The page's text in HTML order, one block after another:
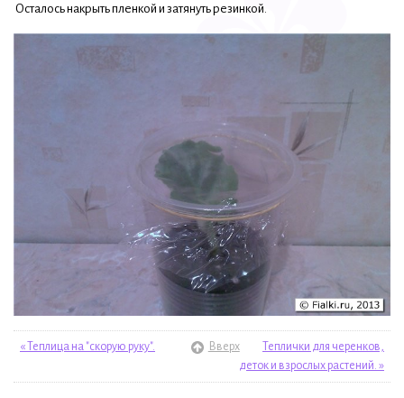
Осталось накрыть пленкой и затянуть резинкой.
« Теплица на "скорую руку". Вверх
Теплички для черенков,
деток и взрослых растений. »